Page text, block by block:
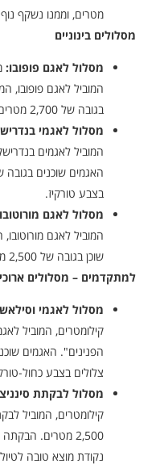
מטרים, וממנו נשקף
מסלולים בינוניים
מסלול לאגם פופובו:
המוביל לאגם פופובו,
בגובה של 2,700 מטרים, ומימיו צלולים בצבע כחול-ירוק.
מסלול לאגמי
המוביל לאגמים
בצבע טורקיז.
מסלול לאגם
המוביל לאגם
שוכן בגובה של 2,500 מטרים, ומימיו כהים בצבע שחור-ירוק.
למתקדמים – מסלולים
מסלול לאגמי
קילומטרים, המוביל
צלולים בצבע כחול-
מסלול לבקתת
קילומטרים, המוביל
2,500 מטרים.
נקודת מוצא טובה